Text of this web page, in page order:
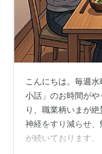
こんにちは。毎週
小話」のお時間が
り、職業柄いまが
神経をすり減らせ
が続いております